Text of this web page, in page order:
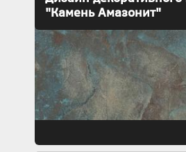
"Камень Амазонит"